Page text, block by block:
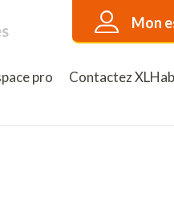
Mon
pro Contactez